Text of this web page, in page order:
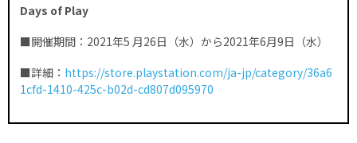
Days of Play
■開催期間：2021年5 月26日（水）から2021年6月9日（水）
■詳細： https://store.playstation.com/ja-jp/category/36a6
1cfd-1410-425c-b02d-cd807d095970